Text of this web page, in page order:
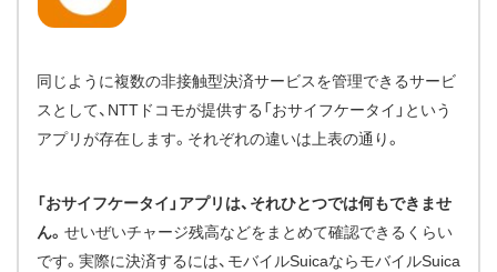
同じように複数の非接触型決済サービスを管理できるサービ
スとして、NTTドコモが提供する「おサイフケータイ」という
アプリが存在します。それぞれの違いは上表の通り。
「おサイフケータイ」アプリは、それひとつでは何もできませ
ん。 せいぜいチャージ残高などをまとめて確認できるくらい
です。実際に決済するには、モバイルSuicaならモバイルSuica